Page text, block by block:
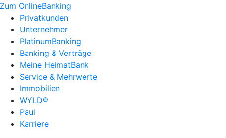
Zum OnlineBanking
Privatkunden
Unternehmer
PlatinumBanking
Banking & Verträge
Meine HeimatBank
Service & Mehrwerte
Immobilien
WYLD®
Paul
Karriere